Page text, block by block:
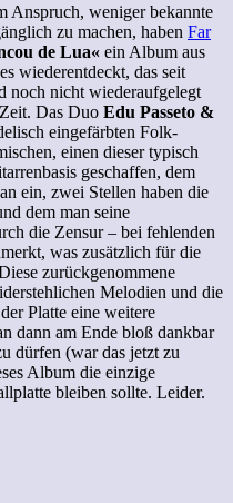
Anspruch, weniger bekannte
zu machen, haben Far
de Lua« ein Album aus
wiederentdeckt, das seit
noch nicht wiederaufgelegt
Das Duo Edu Passeto &
eingefärbten Folk-
einen dieser typisch
geschaffen, dem
ein, zwei Stellen haben die
dem man seine
die Zensur – bei fehlenden
was zusätzlich für die
zurückgenommene
Melodien und die
Platte eine weitere
dann am Ende bloß dankbar
dürfen (war das jetzt zu
Album die einzige
bleiben sollte. Leider.